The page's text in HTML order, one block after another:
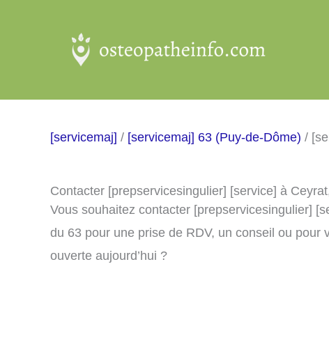
[servicemaj] / [servicemaj] 63 (Puy-de-Dôme) /
Contacter [prepservicesingulier] [service] à
Vous souhaitez contacter [prepservicesingulier]
du 63 pour une prise de RDV, un conseil ou
ouverte aujourd’hui ?